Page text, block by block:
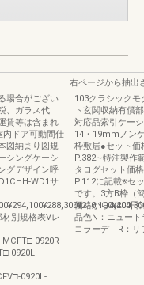
場合がござい
、ガラス代
賃等は含まれ
内ドア可動間仕
図納まり図規
シングケーシ
グデザイン呼
WD1サ
別規格表Vレ
0920R-
0920L-
0920L-
右ページから抽出
103クラシック
ト玄関収納有償
対応品索引ケー
14・19mmノン
枠敷居●セット価
P.382∼特注製作
タログセット価
P.112に記載※セ
です。3方B枠（
価格から4,400円
品色N：ニュー
コラーデ R：リ